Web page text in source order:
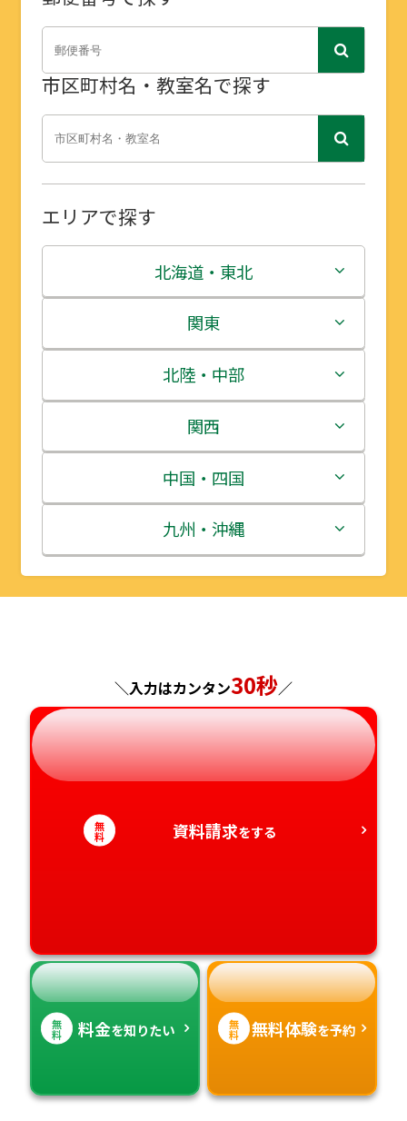
市区町村名・教室名で探す
エリアで探す
北海道・東北
北海道
青森県
岩手県
宮城県
秋田県
山形県
関東
茨城県
栃木県
群馬県
埼玉県
千葉県
神奈川県
北陸・中部
新潟県
富山県
石川県
福井県
長野県
岐阜県
静岡県
愛知県
関西
三重県
滋賀県
京都府
兵庫県
奈良県
和歌山県
中国・四国
鳥取県
島根県
広島県
山口県
徳島県
香川県
九州・沖縄
福岡県
長崎県
熊本県
大分県
宮崎県
＼入力はカンタン30秒／
無
料 資料請求をする
無
料 料金を知りたい 無
料 無料体験を予約